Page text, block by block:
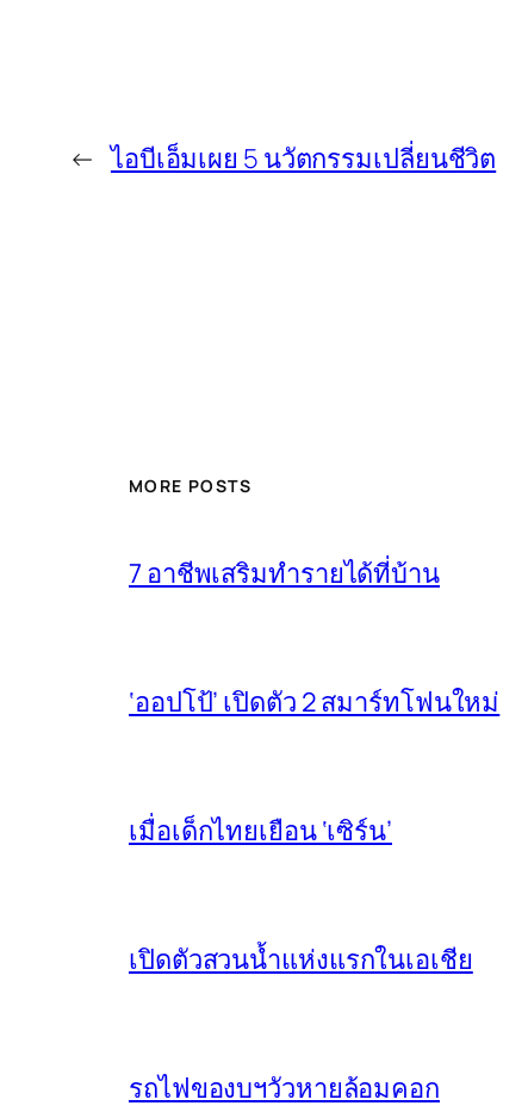
← ไอบีเอ็มเผย 5 นวัตกรรมเปลี่ยนชีวิต
MORE POSTS
7 อาชีพเสริมทำรายได้ที่บ้าน
‘ออปโป้’ เปิดตัว 2 สมาร์ทโฟนใหม่
เมื่อเด็กไทยเยือน ‘เซิร์น’
เปิดตัวสวนน้ำแห่งแรกในเอเชีย
รถไฟของบฯวัวหายล้อมคอก